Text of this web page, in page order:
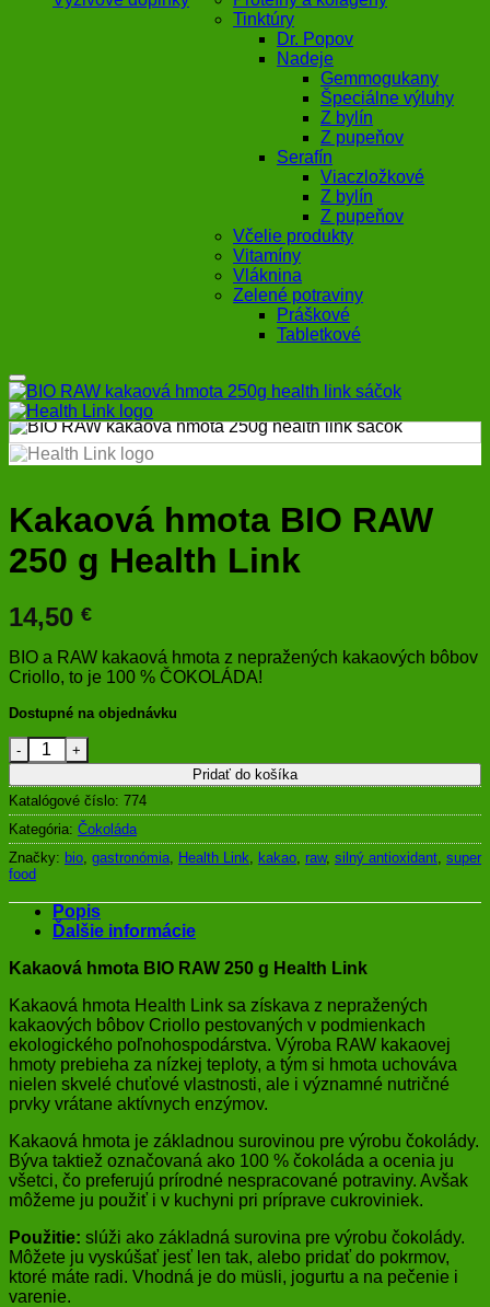
Tinktúry
Dr. Popov
Nadeje
Gemmogukany
Špeciálne výluhy
Z bylín
Z pupeňov
Serafín
Viaczložkové
Z bylín
Z pupeňov
Včelie produkty
Vitamíny
Vláknina
Zelené potraviny
Práškové
Tabletkové
Kakaová hmota BIO RAW
250 g Health Link
14,50 €
BIO a RAW kakaová hmota z nepražených kakaových bôbov
Criollo, to je 100 % ČOKOLÁDA!
Dostupné na objednávku
množstvo Kakaová hmota BIO RAW 250 g Health Link
Pridať do košíka
Katalógové číslo: 774
Kategória: Čokoláda
Značky: bio, gastronómia, Health Link, kakao, raw, silný antioxidant, super
food
Popis
Ďalšie informácie
Kakaová hmota BIO RAW 250 g Health Link
Kakaová hmota Health Link sa získava z nepražených
kakaových bôbov Criollo pestovaných v podmienkach
ekologického poľnohospodárstva. Výroba RAW kakaovej
hmoty prebieha za nízkej teploty, a tým si hmota uchováva
nielen skvelé chuťové vlastnosti, ale i významné nutričné
prvky vrátane aktívnych enzýmov.
Kakaová hmota je základnou surovinou pre výrobu čokolády.
Býva taktiež označovaná ako 100 % čokoláda a ocenia ju
všetci, čo preferujú prírodné nespracované potraviny. Avšak
môžeme ju použiť i v kuchyni pri príprave cukroviniek.
Použitie: slúži ako základná surovina pre výrobu čokolády.
Môžete ju vyskúšať jesť len tak, alebo pridať do pokrmov,
ktoré máte radi. Vhodná je do müsli, jogurtu a na pečenie i
varenie.